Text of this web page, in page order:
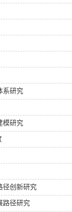
系研究
模研究
径创新研究
路径研究